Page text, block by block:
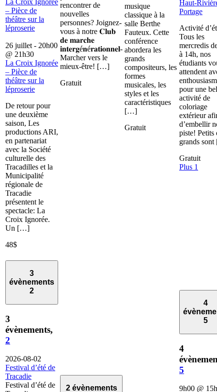
La Croix Ignorée
– Pièce de
théâtre sur la
léproserie
26 juillet - 20h00
@ 21h30
La Croix Ignorée
– Pièce de
théâtre sur la
léproserie
De retour pour
une deuxième
saison, Les
productions ARI,
en partenariat
avec la Société
culturelle des
Tracadilles et la
Municipalité
régionale de
Tracadie
présentent le
spectacle: La
Croix Ignorée.
Un […]
48$
rencontrer de
nouvelles
personnes? Joignez-
vous à notre 𝐂𝐥𝐮𝐛
𝐝𝐞 𝐦𝐚𝐫𝐜𝐡𝐞
𝐢𝐧𝐭𝐞𝐫𝐠é𝐧é𝐫𝐚𝐭𝐢𝐨𝐧𝐧𝐞𝐥-
Marcher vers le
mieux-être! […]
Gratuit
musique
classique à la
salle Berthe
Fauteux. Cette
conférence
abordera les
grands
compositeurs, les
formes
musicales, les
styles et les
caractéristiques
[…]
Gratuit
Haut-
Portage
Activité
Tous les
mercredis
à 14h, nos
étudiants
attendent
pour une
activité de
coloriage
extérieur
d’embellir
piste! Petits
grands
Gratuit
Plus 1
3
évènements
2
3
évènements,
2
2026-08-02
Festival d’été de
Tracadie
Festival d’été de
2 évènements
4
5
4
5
9h00 @